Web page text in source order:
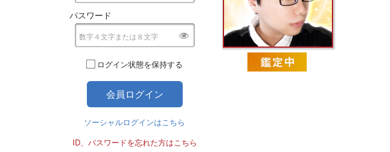
パスワード
ログイン状態を保持する
ソーシャルログインはこちら
ID、パスワードを忘れた方はこちら